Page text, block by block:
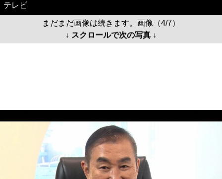
テレビ
まだまだ画像は続きます。画像（4/7）
↓ スクロールで次の写真 ↓